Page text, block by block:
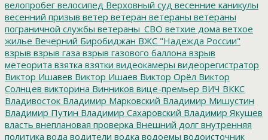
велопробег велосипед Верховный суд весенние каникулы
весенний призыв ветер ветеран ветераны ветераны
пограничной службы ветераны_СВО ветхие дома ветхое
жилье Вечерний Биробиджан ВЖС "Надежда России"
взрыв взрыв газа взрыв газового баллона взрыв
метеорита взятка взятки видеокамеры видеорегистратор
Виктор Ишавев Виктор Ишаев Виктор Орёл Виктор
Солнцев викторина Винников вице-премьер ВИЧ ВККС
Владивосток Владимир Марковский Владимир Мишустин
Владимир Путин Владимир Сахаровский Владимир Якушев
власть внеплановая проверка Внешний долг внутренняя
политика вода водители водка водоемы водоисточник